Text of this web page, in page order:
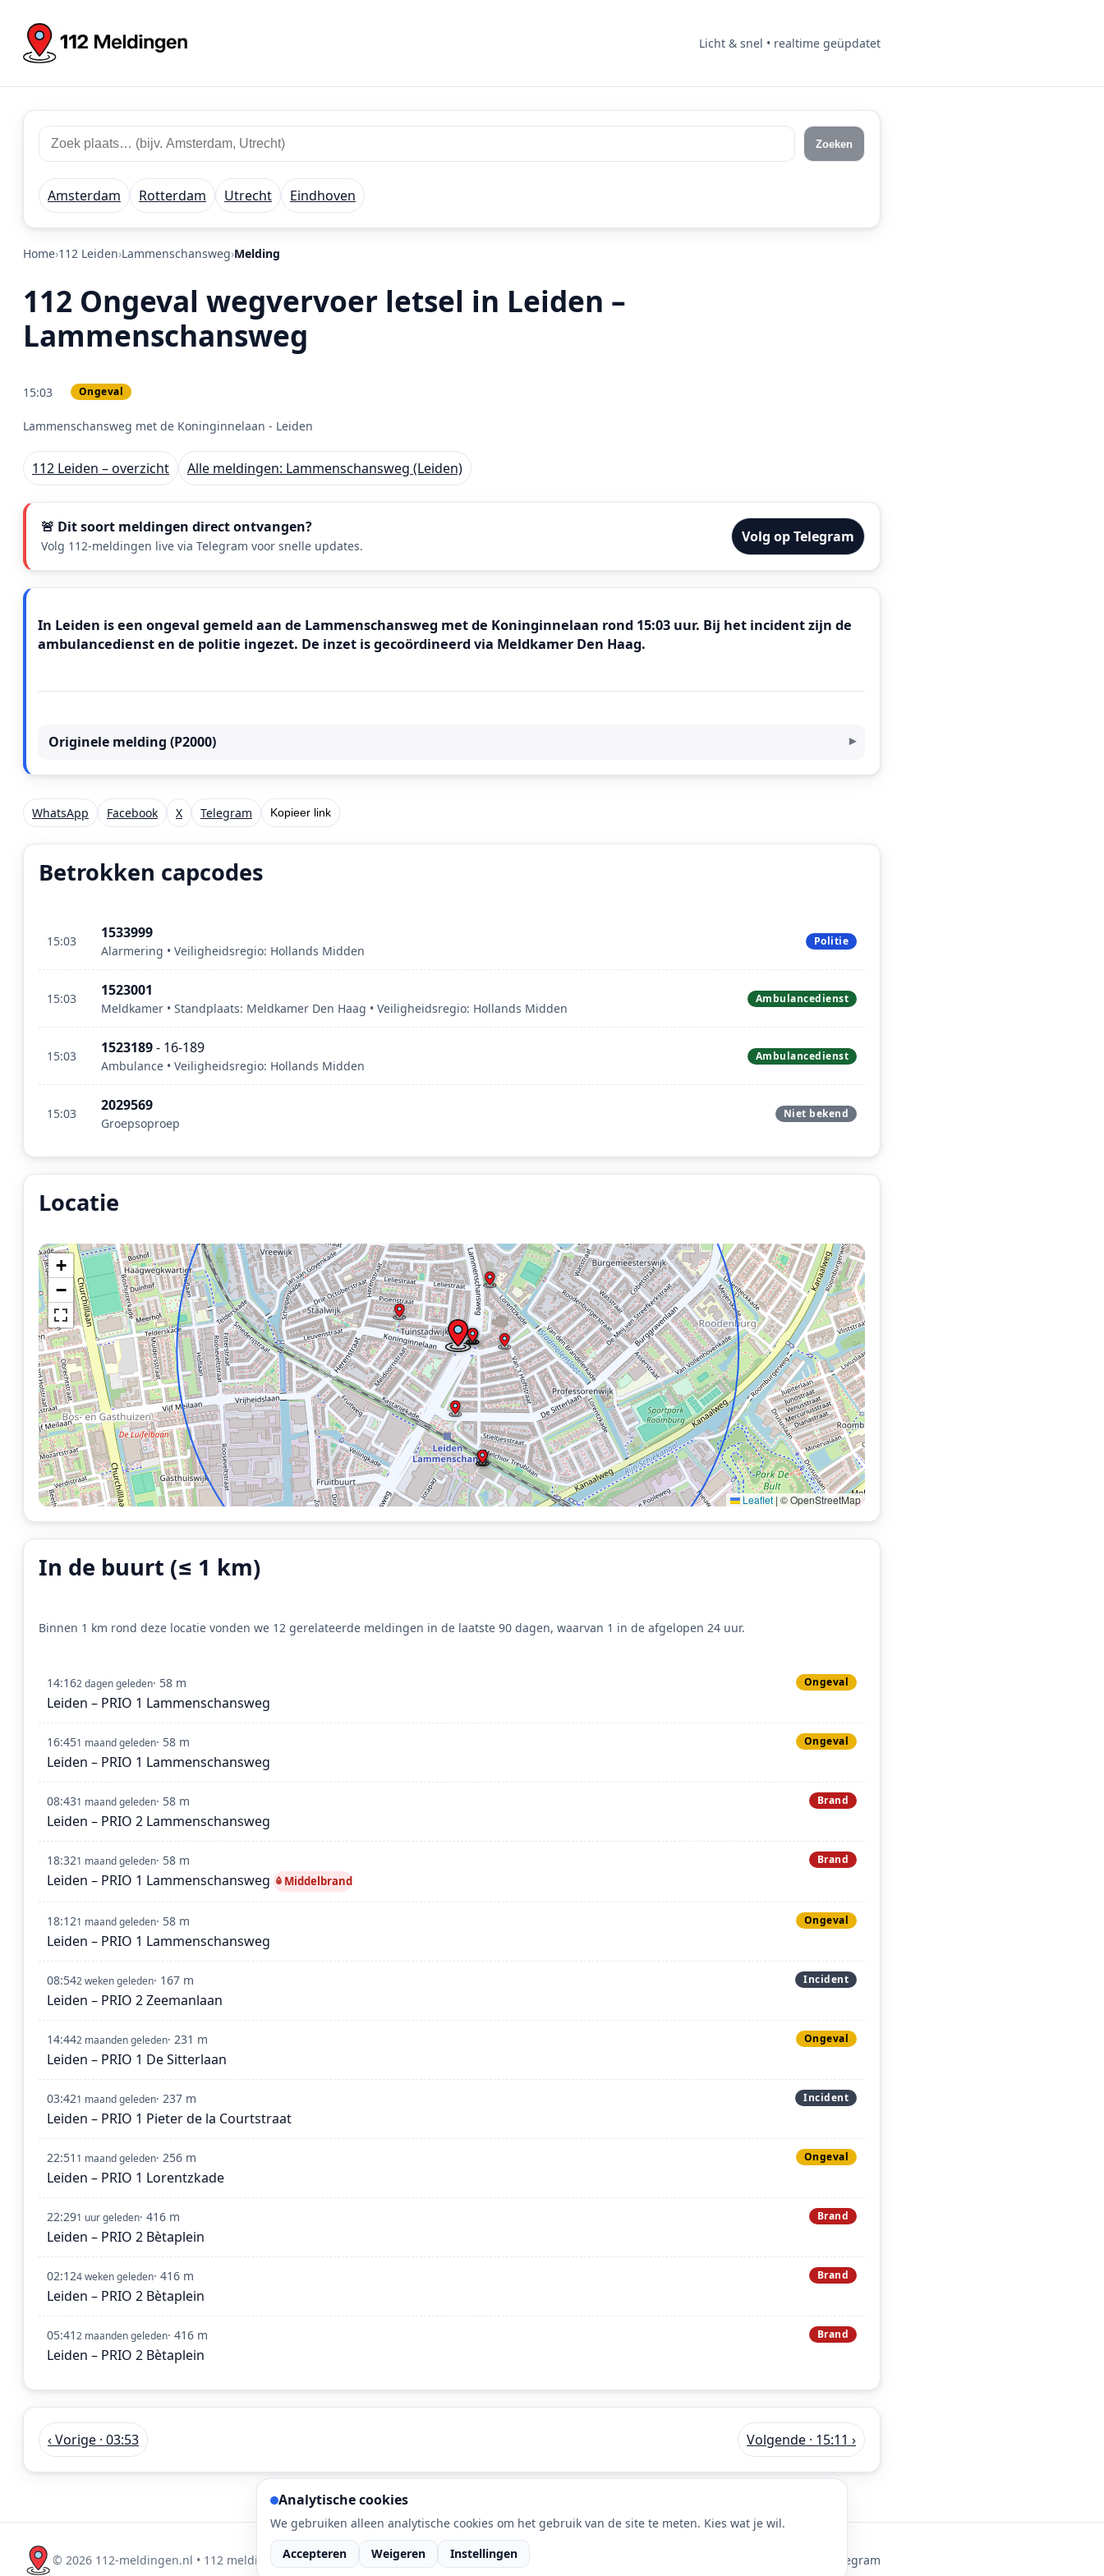
Licht & snel • realtime geüpdatet
Zoek 112 meldingen
Zoek plaats of regio Zoeken
Amsterdam Rotterdam Utrecht Eindhoven
Home 112 Leiden Lammenschansweg Melding
112 Ongeval wegvervoer letsel in Leiden –
Lammenschansweg
15:03 Ongeval
Lammenschansweg met de Koninginnelaan - Leiden
112 Leiden – overzicht Alle meldingen: Lammenschansweg (Leiden)
🚨 Dit soort meldingen direct ontvangen?
Volg 112-meldingen live via Telegram voor snelle updates.
Volg op Telegram
Meldingstekst
In Leiden is een ongeval gemeld aan de Lammenschansweg met de Koninginnelaan rond 15:03 uur. Bij het incident zijn de
ambulancedienst en de politie ingezet. De inzet is gecoördineerd via Meldkamer Den Haag.
Originele melding (P2000)
WhatsApp Facebook X Telegram Kopieer link
Betrokken capcodes
15:03 1533999
Alarmering • Veiligheidsregio: Hollands Midden
Politie
15:03 1523001
Meldkamer • Standplaats: Meldkamer Den Haag • Veiligheidsregio: Hollands Midden
Ambulancedienst
15:03 1523189- 16-189
Ambulance • Veiligheidsregio: Hollands Midden
Ambulancedienst
15:03 2029569
Groepsoproep
Niet bekend
Locatie
+
−
Leaflet | © OpenStreetMap
Locatie van het incident: Lammenschansweg, Leiden.
In de buurt (≤ 1 km)
Binnen 1 km rond deze locatie vonden we 12 gerelateerde meldingen in de laatste 90 dagen, waarvan 1 in de afgelopen 24 uur.
14:162 dagen geleden· 58 m Ongeval
Leiden – PRIO 1 Lammenschansweg
16:451 maand geleden· 58 m Ongeval
Leiden – PRIO 1 Lammenschansweg
08:431 maand geleden· 58 m Brand
Leiden – PRIO 2 Lammenschansweg
18:321 maand geleden· 58 m Brand
Leiden – PRIO 1 Lammenschansweg Middelbrand
18:121 maand geleden· 58 m Ongeval
Leiden – PRIO 1 Lammenschansweg
08:542 weken geleden· 167 m Incident
Leiden – PRIO 2 Zeemanlaan
14:442 maanden geleden· 231 m Ongeval
Leiden – PRIO 1 De Sitterlaan
03:421 maand geleden· 237 m Incident
Leiden – PRIO 1 Pieter de la Courtstraat
22:51 1 maand geleden· 256 m Ongeval
Leiden – PRIO 1 Lorentzkade
22:291 uur geleden· 416 m Brand
Leiden – PRIO 2 Bètaplein
02:124 weken geleden· 416 m Brand
Leiden – PRIO 2 Bètaplein
05:412 maanden geleden· 416 m Brand
Leiden – PRIO 2 Bètaplein
‹ Vorige · 03:53 Volgende · 15:11 ›
© 2026 112-meldingen.nl • 112 meldingen is onderdeel van DaLec. Telegram
Analytische cookies
We gebruiken alleen analytische cookies om het gebruik van de site te meten. Kies wat je wil.
Accepteren
Weigeren Instellingen